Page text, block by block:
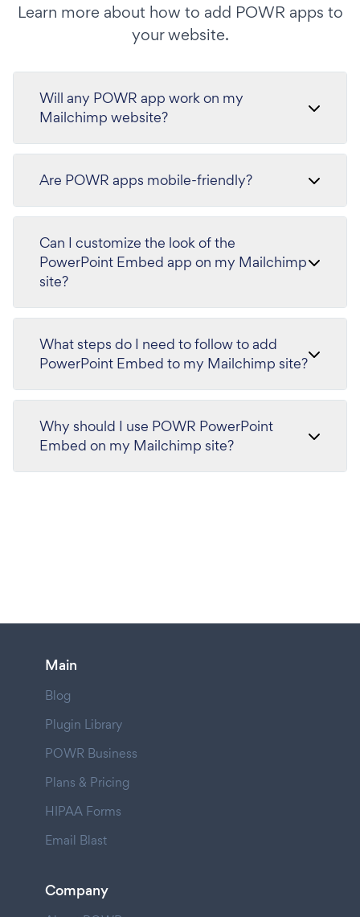
Learn more about how to add POWR apps to
your website.
Will any POWR app work on my
Mailchimp website?
Are POWR apps mobile-friendly?
Can I customize the look of the
PowerPoint Embed app on my Mailchimp
site?
What steps do I need to follow to add
PowerPoint Embed to my Mailchimp site?
Why should I use POWR PowerPoint
Embed on my Mailchimp site?
Main
Blog
Plugin Library
POWR Business
Plans & Pricing
HIPAA Forms
Email Blast
Company